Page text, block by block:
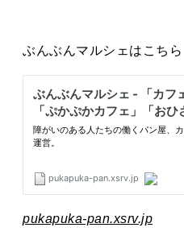
ぶんぶんマルシェはこちら
pukapuka-pan.xsrv.jp